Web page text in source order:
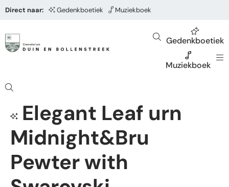
Direct naar: Gedenkboetiek Muziekboek
Gedenkboetiek
Muziekboek
Elegant Leaf urn
Midnight&Bru
Pewter with